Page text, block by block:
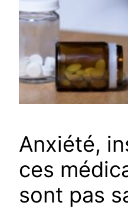
Anxiété,
ces
sont pas